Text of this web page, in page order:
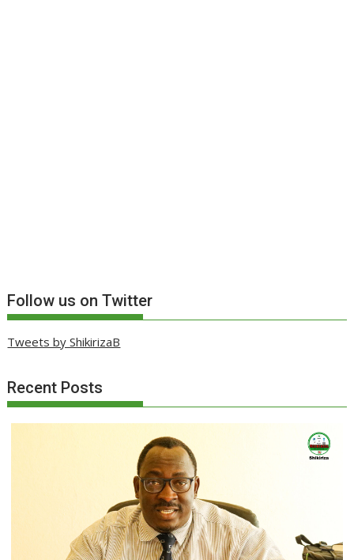
Follow us on Twitter
Tweets by ShikirizaB
Recent Posts